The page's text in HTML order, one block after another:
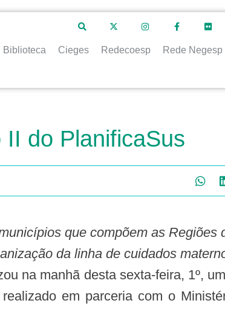
Biblioteca Cieges Redecoesp Rede Negesp
do PlanificaSus
que compõem as Regiões
da linha de cuidados
na manhã desta sexta-feira, 1º,
em parceria com o